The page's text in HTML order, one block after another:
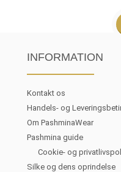
INFORMATION
Kontakt os
Handels- og
Om PashminaWear
Pashmina guide
Cookie- og
Silke og dens oprindelse